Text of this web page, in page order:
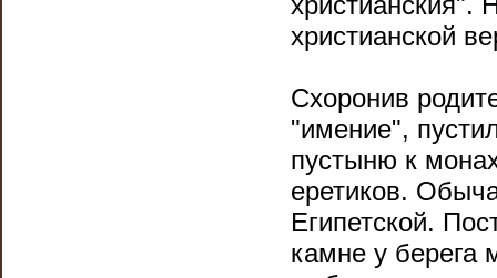
христианской
Схоронив
"имение",
пустыню к
еретиков.
Египетской.
камне у берега